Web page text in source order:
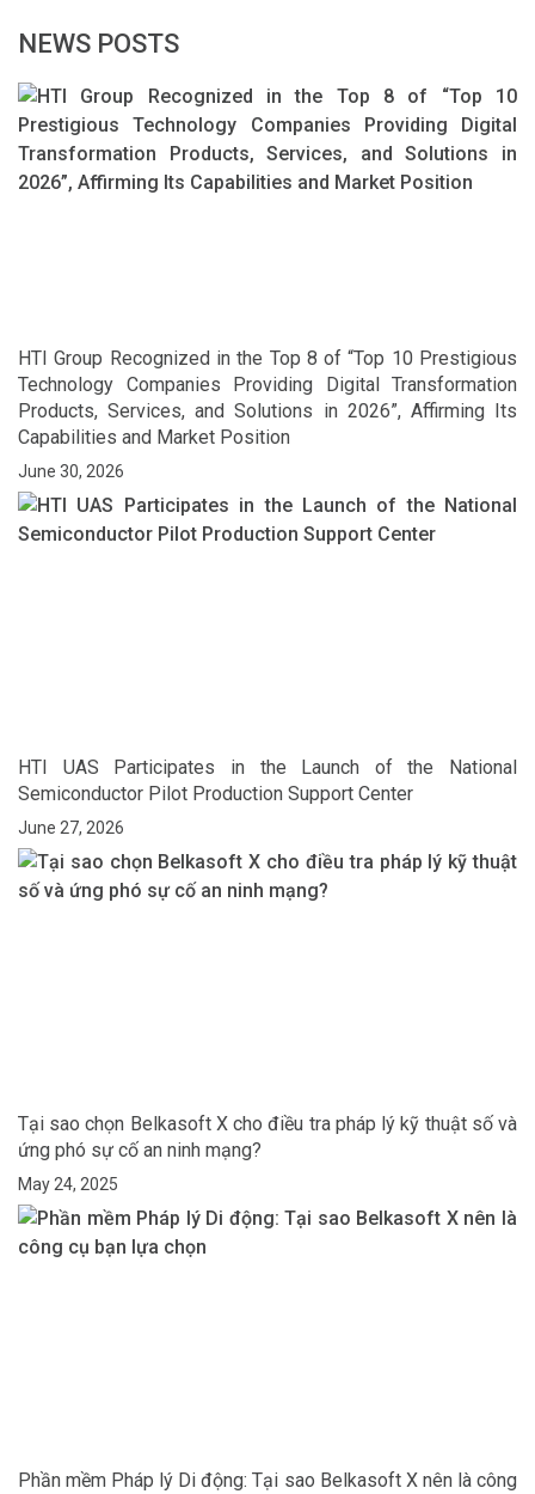
NEWS POSTS
HTI Group Recognized in the Top 8 of “Top 10 Prestigious
Technology Companies Providing Digital Transformation
Products, Services, and Solutions in 2026”, Affirming Its
Capabilities and Market Position
June 30, 2026
HTI UAS Participates in the Launch of the National
Semiconductor Pilot Production Support Center
June 27, 2026
Tại sao chọn Belkasoft X cho điều tra pháp lý kỹ thuật số và
ứng phó sự cố an ninh mạng?
May 24, 2025
Phần mềm Pháp lý Di động: Tại sao Belkasoft X nên là công